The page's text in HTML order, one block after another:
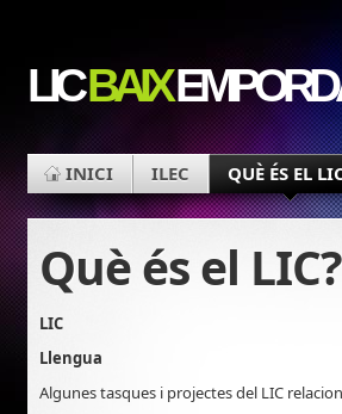
LICBAIX
INICI ILEC QUÈ ÉS EL
Què és el LIC?
LIC
Llengua
Algunes tasques i projectes del LIC